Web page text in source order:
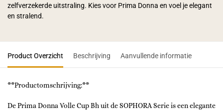
zelfverzekerde uitstraling. Kies voor Prima Donna en voel je elegant
en stralend.
Product Overzicht Beschrijving Aanvullende informatie
**Productomschrijving:**
De Prima Donna Volle Cup Bh uit de SOPHORA Serie is een elegante